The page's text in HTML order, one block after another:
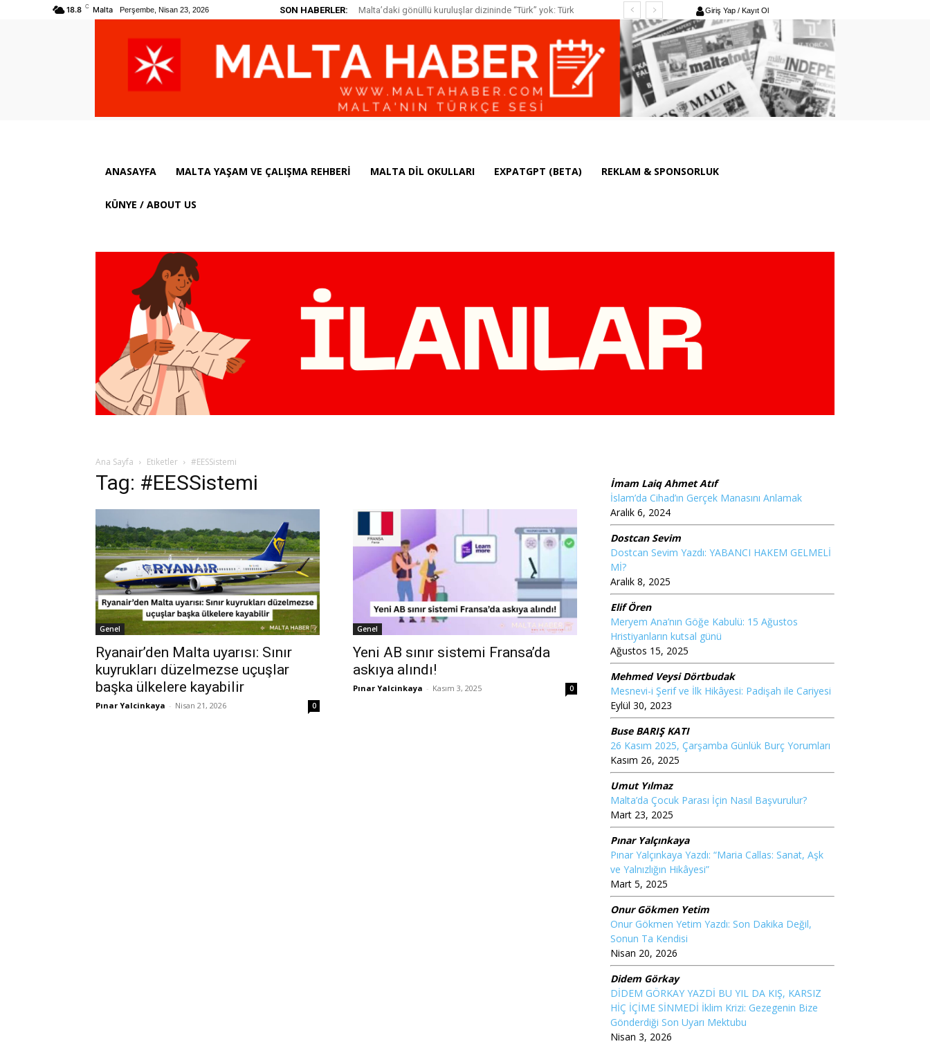
18.8 C Malta Perşembe, Nisan 23, 2026 SON HABERLER:
Malta’daki gönüllü kuruluşlar dizininde “Türk” yok: Türk
Giriş Yap / Kayıt Ol
ANASAYFA MALTA YAŞAM VE ÇALIŞMA REHBERI MALTA DIL OKULLARI EXPATGPT (BETA) REKLAM & SPONSORLUK
KÜNYE / ABOUT US
Ana Sayfa Etiketler #EESSistemi
Tag: #EESSistemi
Genel
Ryanair’den Malta uyarısı: Sınır
kuyrukları düzelmezse uçuşlar
başka ülkelere kayabilir
Pınar Yalcinkaya - Nisan 21, 2026 0
Genel
Yeni AB sınır sistemi Fransa’da
askıya alındı!
Pınar Yalcinkaya - Kasım 3, 2025 0
İmam Laiq Ahmet Atıf
İslam’da Cihad’ın Gerçek Manasını Anlamak
Aralık 6, 2024
Dostcan Sevim
Dostcan Sevim Yazdı: YABANCI HAKEM GELMELİ
Mİ?
Aralık 8, 2025
Elif Ören
Meryem Ana’nın Göğe Kabulü: 15 Ağustos
Hristiyanların kutsal günü
Ağustos 15, 2025
Mehmed Veysi Dörtbudak
Mesnevi-i Şerif ve İlk Hikâyesi: Padişah ile Cariyesi
Eylül 30, 2023
Buse BARIŞ KATI
26 Kasım 2025, Çarşamba Günlük Burç Yorumları
Kasım 26, 2025
Umut Yılmaz
Malta’da Çocuk Parası İçin Nasıl Başvurulur?
Mart 23, 2025
Pınar Yalçınkaya
Pınar Yalçınkaya Yazdı: “Maria Callas: Sanat, Aşk
ve Yalnızlığın Hikâyesi”
Mart 5, 2025
Onur Gökmen Yetim
Onur Gökmen Yetim Yazdı: Son Dakika Değil,
Sonun Ta Kendisi
Nisan 20, 2026
Didem Görkay
DİDEM GÖRKAY YAZDİ BU YIL DA KIŞ, KARSIZ
HİÇ İÇİME SİNMEDİ İklim Krizi: Gezegenin Bize
Gönderdiği Son Uyarı Mektubu
Nisan 3, 2026